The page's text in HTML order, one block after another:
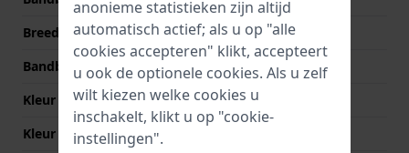
Breedte bandaanzet
22 mm
Bandbreedte bij sluiting
20 mm
Kleur Band
Bruin
Kleur stiksel
anonieme statistieken zijn altijd
automatisch actief; als u op "alle
cookies accepteren" klikt, accepteert
u ook de optionele cookies. Als u zelf
wilt kiezen welke cookies u
inschakelt, klikt u op "cookie-
instellingen".